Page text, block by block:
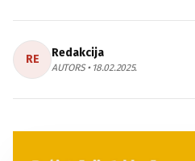
RE Redakcija
AUTORS • 18.02.2025.